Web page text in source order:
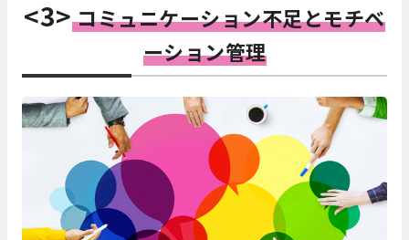
<3>コミュニケーション不足とモチベ
ーション管理